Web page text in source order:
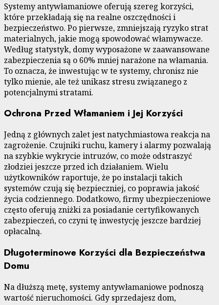
Systemy antywłamaniowe oferują szereg korzyści,
które przekładają się na realne oszczędności i
bezpieczeństwo. Po pierwsze, zmniejszają ryzyko strat
materialnych, jakie mogą spowodować włamywacze.
Według statystyk, domy wyposażone w zaawansowane
zabezpieczenia są o 60% mniej narażone na włamania.
To oznacza, że inwestując w te systemy, chronisz nie
tylko mienie, ale też unikasz stresu związanego z
potencjalnymi stratami.
Ochrona Przed Włamaniem i Jej Korzyści
Jedną z głównych zalet jest natychmiastowa reakcja na
zagrożenie. Czujniki ruchu, kamery i alarmy pozwalają
na szybkie wykrycie intruzów, co może odstraszyć
złodziei jeszcze przed ich działaniem. Wielu
użytkowników raportuje, że po instalacji takich
systemów czują się bezpieczniej, co poprawia jakość
życia codziennego. Dodatkowo, firmy ubezpieczeniowe
często oferują zniżki za posiadanie certyfikowanych
zabezpieczeń, co czyni tę inwestycję jeszcze bardziej
opłacalną.
Długoterminowe Korzyści dla Bezpieczeństwa
Domu
Na dłuższą metę, systemy antywłamaniowe podnoszą
wartość nieruchomości. Gdy sprzedajesz dom,